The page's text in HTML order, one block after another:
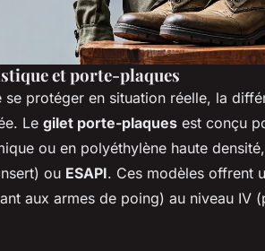
et porte-plaques
se protéger en situation réelle, la
Le gilet porte-plaques est conçu
ou en polyéthylène haute
ou ESAPI. Ces modèles offrent
aux armes de poing) au niveau IV